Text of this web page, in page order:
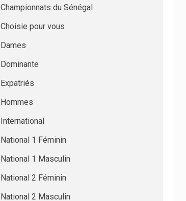
Championnats du Sénégal
Choisie pour vous
Dames
Dominante
Expatriés
Hommes
International
National 1 Féminin
National 1 Masculin
National 2 Féminin
National 2 Masculin